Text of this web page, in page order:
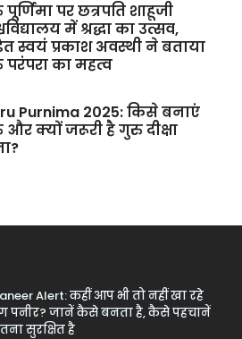
पर छत्रपति शाहूजी
में श्रद्धा का उत्सव,
स्वयं प्रकाश अवस्थी ने बताया
का महत्व
Purnima 2025: किसे बनाएं
क्यों जरूरी है गुरु दीक्षा
Alert: कहीं आप भी तो नहीं खा रहे
पनीर? जानें कैसे बनता है, कैसे पहचानें
सुरक्षित है